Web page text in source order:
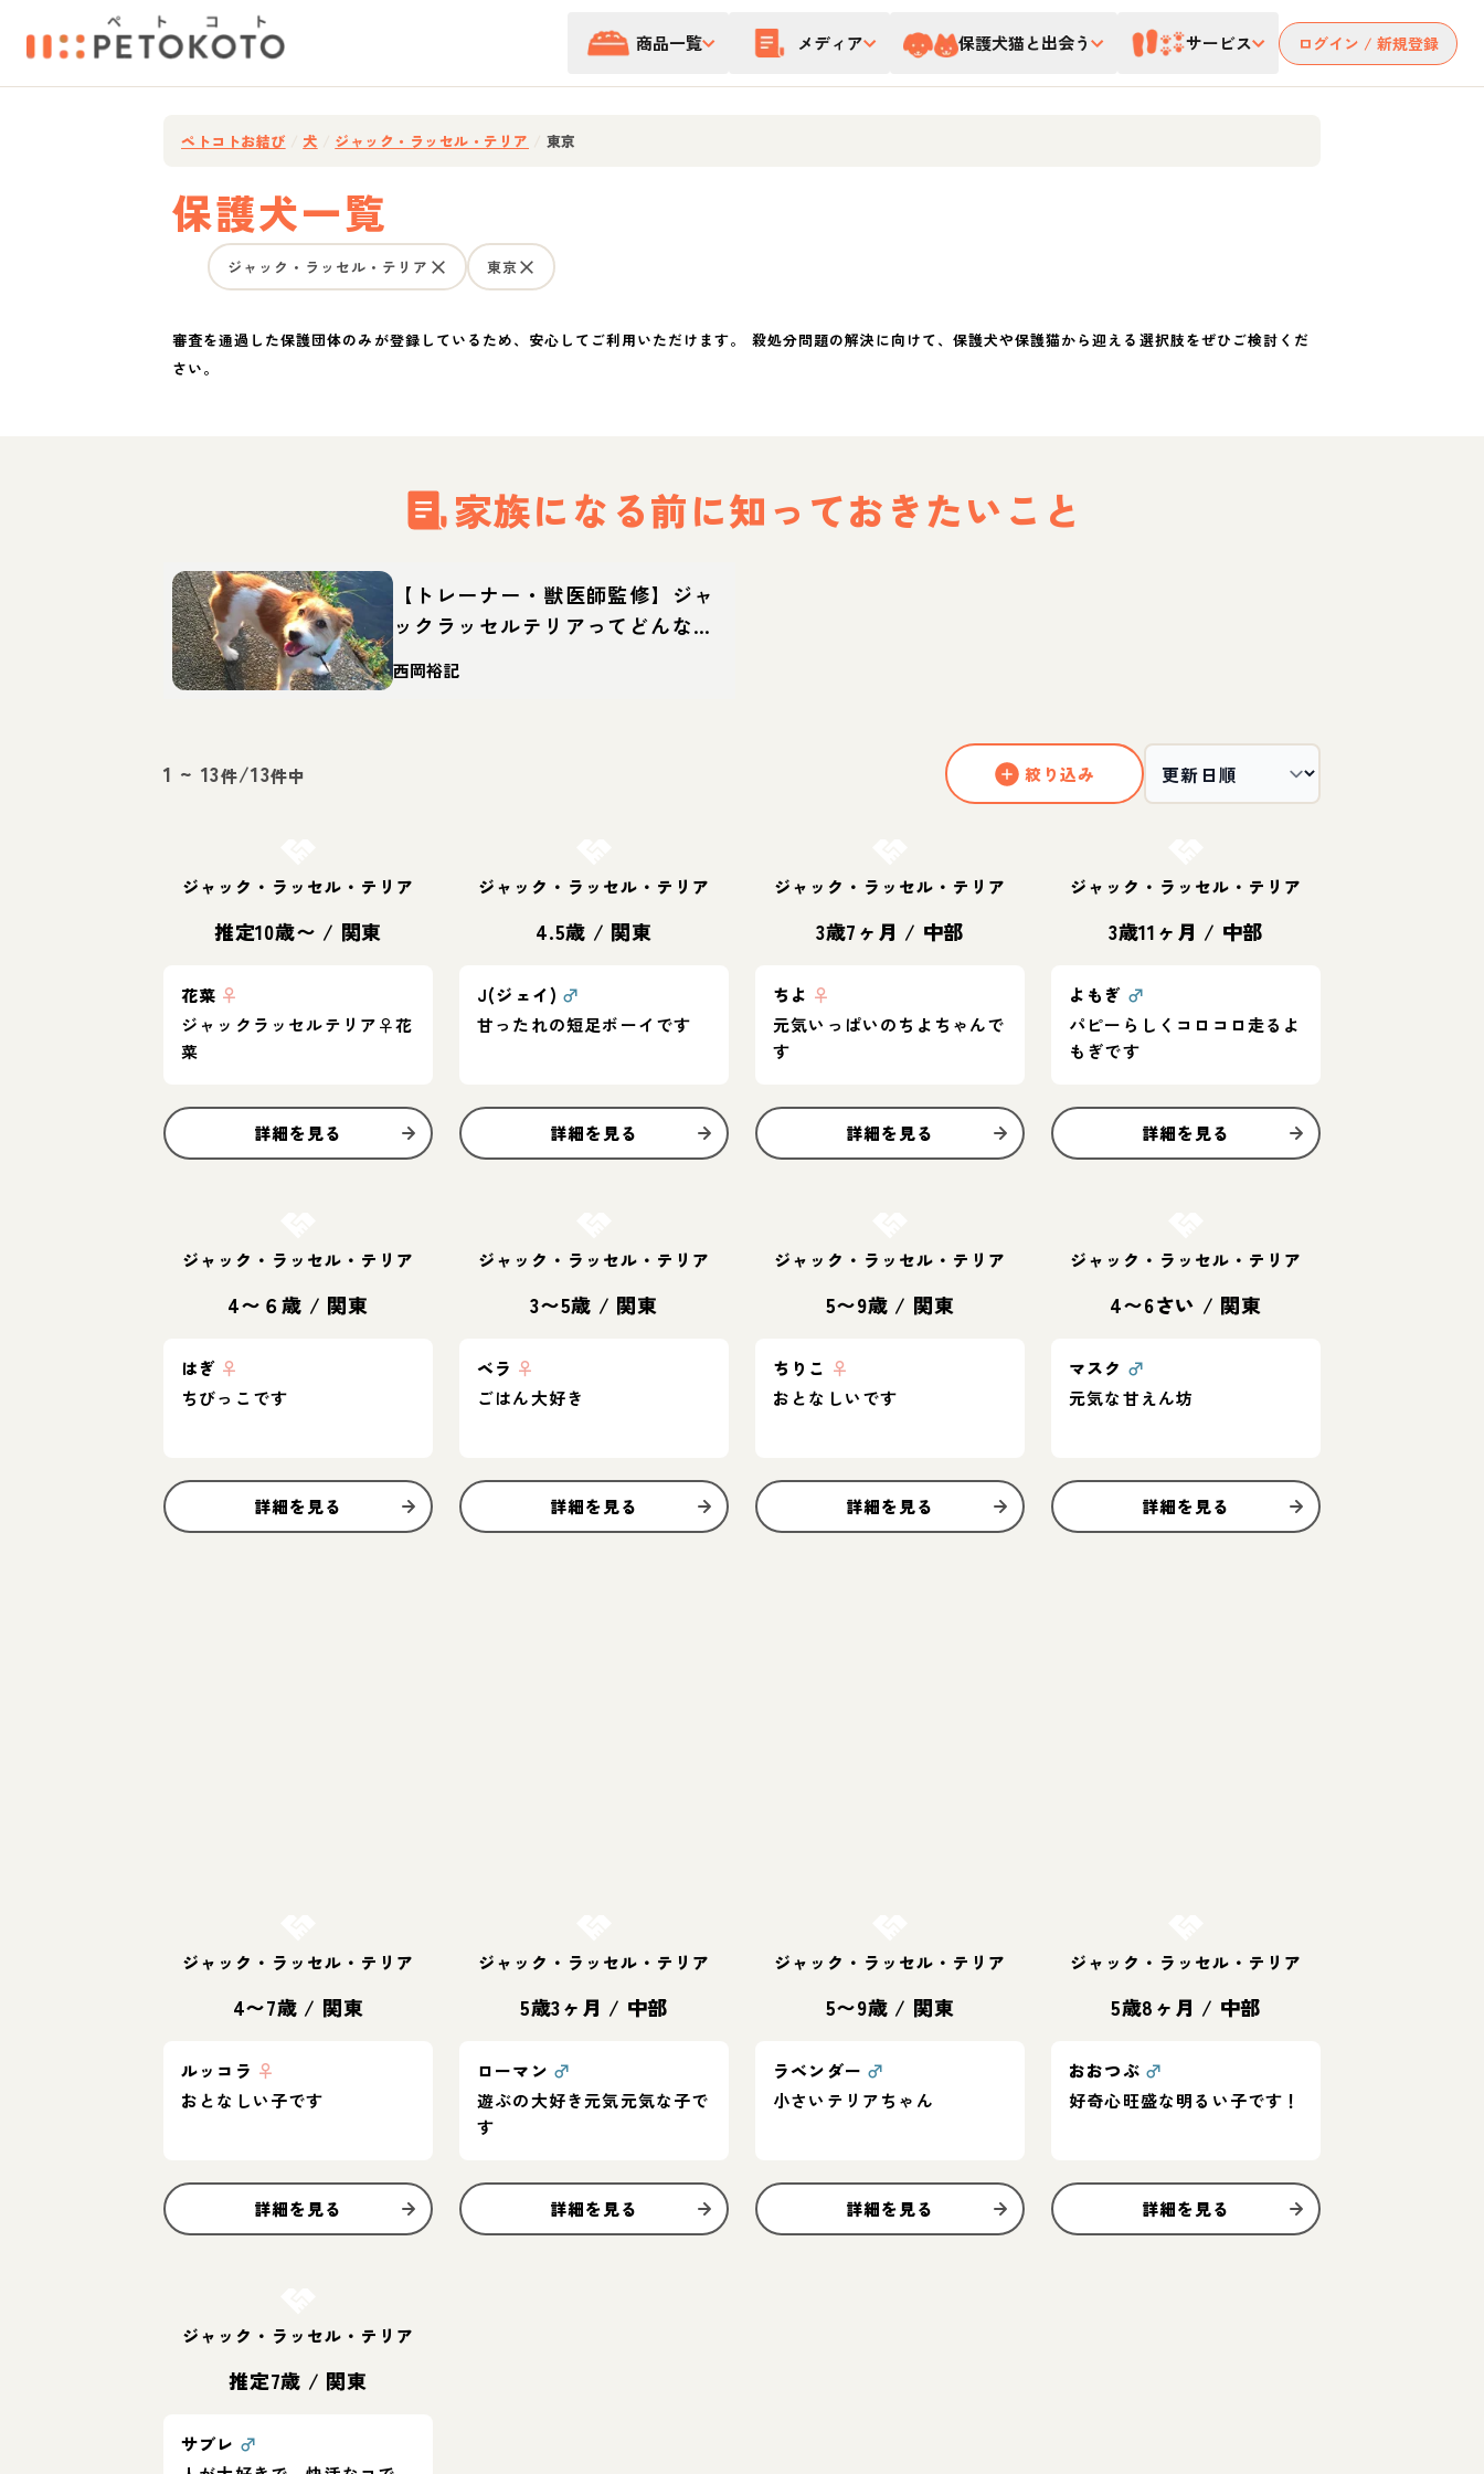
商品一覧 メディア 保護犬猫と出会う サービス ログイン / 新規登録
ペトコトお結び 犬 ジャック・ラッセル・テリア 東京
保護犬一覧
ジャック・ラッセル・テリア 東京
審査を通過した保護団体のみが登録しているため、安心してご利用いただけます。 殺処分問題の解決に向けて、保護犬や保護猫から迎える選択肢をぜひご検討くだ
さい。
家族になる前に知っておきたいこと
【トレーナー・獣医師監修】ジャ
ックラッセルテリアってどんな
犬？性格・特徴・育て方・迎え方
西岡裕記
1 ~ 13件/13件中 絞り込み
ジャック・ラッセル・テリア
推定10歳〜 / 関東
花菜 ♀
ジャックラッセルテリア♀️花
菜
詳細を見る
ジャック・ラッセル・テリア
4.5歳 / 関東
J(ジェイ) ♂
甘ったれの短足ボーイです
詳細を見る
ジャック・ラッセル・テリア
3歳7ヶ月 / 中部
ちよ ♀
元気いっぱいのちよちゃんで
す
詳細を見る
ジャック・ラッセル・テリア
3歳11ヶ月 / 中部
よもぎ ♂
パピーらしくコロコロ走るよ
もぎです
詳細を見る
ジャック・ラッセル・テリア
4〜６歳 / 関東
はぎ ♀
ちびっこです
詳細を見る
ジャック・ラッセル・テリア
3〜5歳 / 関東
ベラ ♀
ごはん大好き
詳細を見る
ジャック・ラッセル・テリア
5〜9歳 / 関東
ちりこ ♀
おとなしいです
詳細を見る
ジャック・ラッセル・テリア
4〜6さい / 関東
マスク ♂
元気な甘えん坊
詳細を見る
ジャック・ラッセル・テリア
4〜7歳 / 関東
ルッコラ ♀
おとなしい子です
詳細を見る
ジャック・ラッセル・テリア
5歳3ヶ月 / 中部
ローマン ♂
遊ぶの大好き元気元気な子で
す
詳細を見る
ジャック・ラッセル・テリア
5〜9歳 / 関東
ラベンダー ♂
小さいテリアちゃん
詳細を見る
ジャック・ラッセル・テリア
5歳8ヶ月 / 中部
おおつぶ ♂
好奇心旺盛な明るい子です！
詳細を見る
ジャック・ラッセル・テリア
推定7歳 / 関東
サブレ ♂